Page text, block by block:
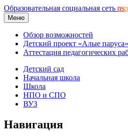
Образовательная социальная сеть ns
Меню
Обзор возможностей
Детский проект «Алые паруса»
Аттестация педагогических
Детский сад
Начальная школа
Школа
НПО и СПО
ВУЗ
Навигация